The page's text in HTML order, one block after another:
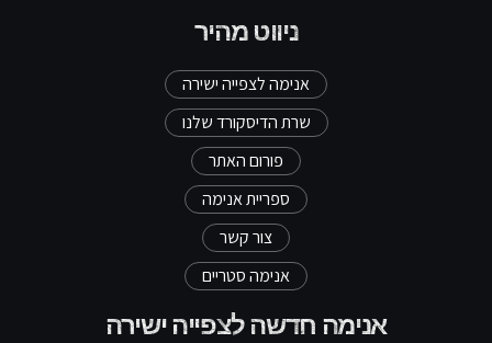
ניווט מהיר
אנימה לצפייה ישירה
שרת הדיסקורד שלנו
פורום האתר
ספריית אנימה
צור קשר
אנימה סטריים
אנימה חדשה לצפייה ישירה